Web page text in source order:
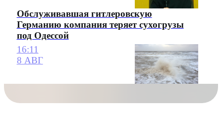
Обслуживавшая гитлеровскую
Германию компания теряет сухогрузы
под Одессой
16:11
8 АВГ